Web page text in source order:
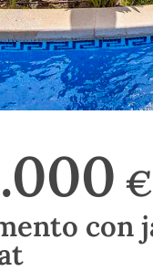
€
con